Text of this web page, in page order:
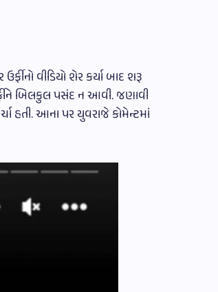
વીડિયો શેર કર્યા બાદ શરૂ
બિલકુલ પસંદ ન આવી. જણાવી
હતી. આના પર યુવરાજે કોમેન્ટમાં